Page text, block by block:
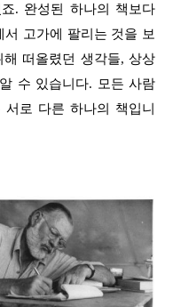
. 완성된 하나의 책보다
고가에 팔리는 것을 보
떠올렸던 생각들, 상상
수 있습니다. 모든 사람
로 다른 하나의 책입니